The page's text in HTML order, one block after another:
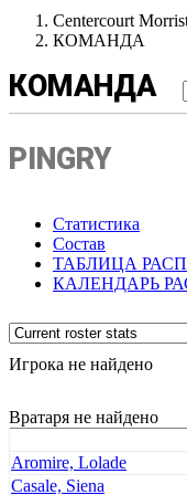
Centercourt
КОМАНДА
КОМАНДА
PINGRY
Статистика
Состав
ТАБЛИЦА
КАЛЕНДАРЬ
Игрока не найдено
Вратаря не найдено
Aromire, Lolade
Casale, Siena